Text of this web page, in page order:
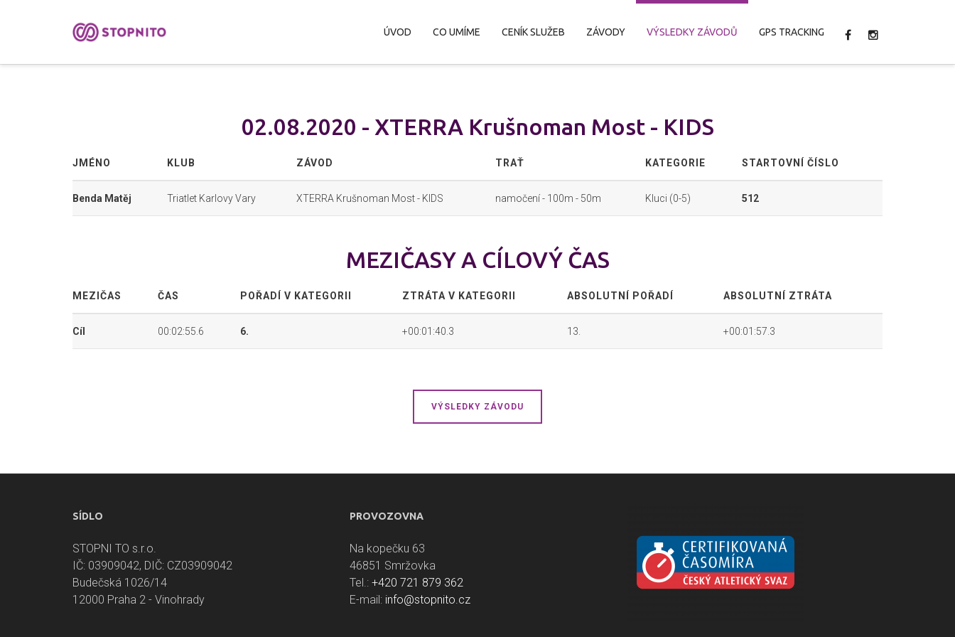
ÚVOD CO UMÍME CENÍK SLUŽEB ZÁVODY VÝSLEDKY ZÁVODŮ GPS TRACKING
02.08.2020 - XTERRA Krušnoman Most - KIDS
JMÉNO KLUB ZÁVOD TRAŤ KATEGORIE STARTOVNÍ ČÍSLO
Benda Matěj Triatlet Karlovy Vary XTERRA Krušnoman Most - KIDS namočení - 100m - 50m Kluci (0-5) 512
MEZIČASY A CÍLOVÝ ČAS
MEZIČAS ČAS POŘADÍ V KATEGORII ZTRÁTA V KATEGORII ABSOLUTNÍ POŘADÍ ABSOLUTNÍ ZTRÁTA
Cíl 00:02:55.6 6. +00:01:40.3 13. +00:01:57.3
VÝSLEDKY ZÁVODU
SÍDLO
STOPNI TO s.r.o.
IČ: 03909042, DIČ: CZ03909042
Budečská 1026/14
12000 Praha 2 - Vinohrady
PROVOZOVNA
Na kopečku 63
46851 Smržovka
Tel.: +420 721 879 362
E-mail: info@stopnito.cz